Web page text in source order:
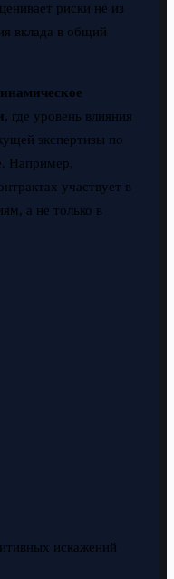
риски не из
вклада в общий
, где уровень влияния
экспертизы по
Например,
участвует в
а не только в
искажений